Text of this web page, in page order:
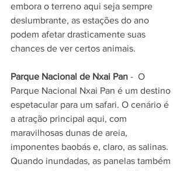
embora o terreno aqui seja sempre
deslumbrante, as estações do ano
podem afetar drasticamente suas
chances de ver certos animais.
Parque Nacional de Nxai Pan -  O
Parque Nacional Nxai Pan é um destino
espetacular para um safari. O cenário é
a atração principal aqui, com
maravilhosas dunas de areia,
imponentes baobás e, claro, as salinas.
Quando inundadas, as panelas também